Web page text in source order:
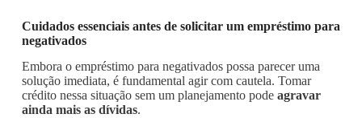
Cuidados essenciais antes de solicitar um empréstimo para
negativados
Embora o empréstimo para negativados possa parecer uma
solução imediata, é fundamental agir com cautela. Tomar
crédito nessa situação sem um planejamento pode agravar
ainda mais as dívidas.